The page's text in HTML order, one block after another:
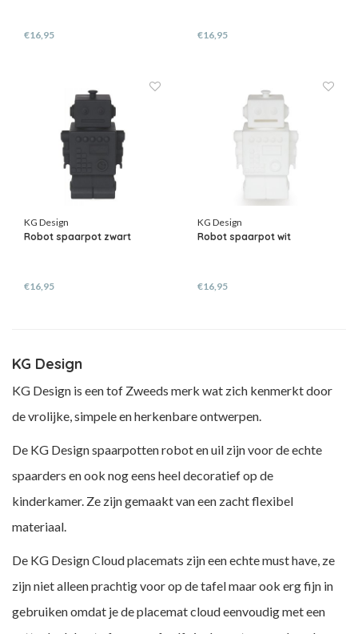
€16,95 €16,95
KG Design
Robot spaarpot zwart
€16,95
KG Design
Robot spaarpot wit
€16,95
KG Design
KG Design is een tof Zweeds merk wat zich kenmerkt door
de vrolijke, simpele en herkenbare ontwerpen.
De KG Design spaarpotten robot en uil zijn voor de echte
spaarders en ook nog eens heel decoratief op de
kinderkamer. Ze zijn gemaakt van een zacht flexibel
materiaal.
De KG Design Cloud placemats zijn een echte must have, ze
zijn niet alleen prachtig voor op de tafel maar ook erg fijn in
gebruiken omdat je de placemat cloud eenvoudig met een